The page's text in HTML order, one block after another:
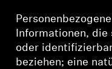
Informationen,
oder
beziehen; eine